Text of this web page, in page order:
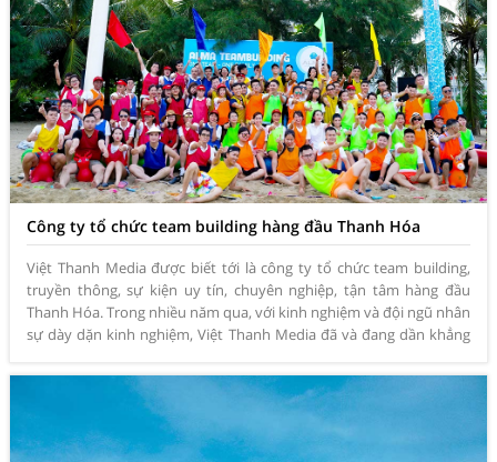
Công ty tổ chức team building hàng đầu Thanh Hóa
Việt Thanh Media được biết tới là công ty tổ chức team building,
truyền thông, sự kiện uy tín, chuyên nghiệp, tận tâm hàng đầu
Thanh Hóa. Trong nhiều năm qua, với kinh nghiệm và đội ngũ nhân
sự dày dặn kinh nghiệm, Việt Thanh Media đã và đang dần khẳng